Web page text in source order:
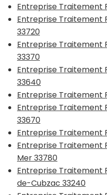
Entreprise Traitement
Entreprise Traitement
33720
Entreprise Traitement
33370
Entreprise Traitement
33640
Entreprise Traitement
Entreprise Traitement
33670
Entreprise Traitement
Entreprise Traitement
Mer 33780
Entreprise Traitement
de-Cubzac 33240